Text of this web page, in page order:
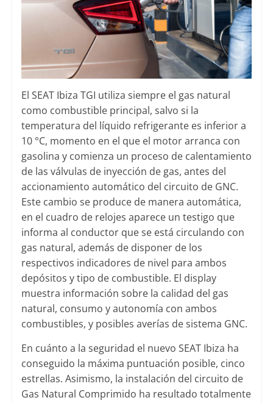
El SEAT Ibiza TGI utiliza siempre el gas natural
como combustible principal, salvo si la
temperatura del líquido refrigerante es inferior a
10 °C, momento en el que el motor arranca con
gasolina y comienza un proceso de calentamiento
de las válvulas de inyección de gas, antes del
accionamiento automático del circuito de GNC.
Este cambio se produce de manera automática,
en el cuadro de relojes aparece un testigo que
informa al conductor que se está circulando con
gas natural, además de disponer de los
respectivos indicadores de nivel para ambos
depósitos y tipo de combustible. El display
muestra información sobre la calidad del gas
natural, consumo y autonomía con ambos
combustibles, y posibles averías de sistema GNC.
En cuánto a la seguridad el nuevo SEAT Ibiza ha
conseguido la máxima puntuación posible, cinco
estrellas. Asimismo, la instalación del circuito de
Gas Natural Comprimido ha resultado totalmente